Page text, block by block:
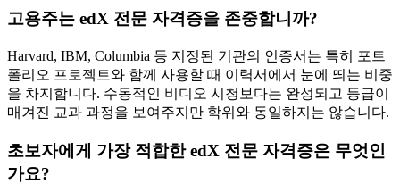
고용주는 edX 전문 자격증을 존중합니까?
Harvard, IBM, Columbia 등 지정된 기관의 인증서는 특히 포트
폴리오 프로젝트와 함께 사용할 때 이력서에서 눈에 띄는 비중
을 차지합니다. 수동적인 비디오 시청보다는 완성되고 등급이
매겨진 교과 과정을 보여주지만 학위와 동일하지는 않습니다.
초보자에게 가장 적합한 edX 전문 자격증은 무엇인
가요?